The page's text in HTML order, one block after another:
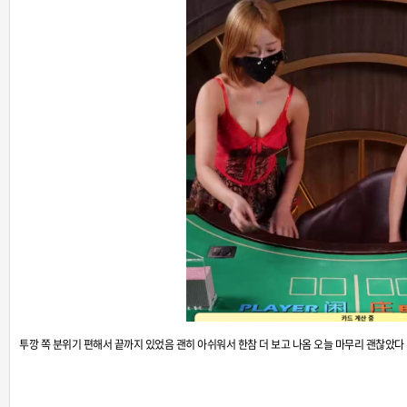
투깡 쪽 분위기 편해서 끝까지 있었음 괜히 아쉬워서 한참 더 보고 나옴 오늘 마무리 괜찮았다